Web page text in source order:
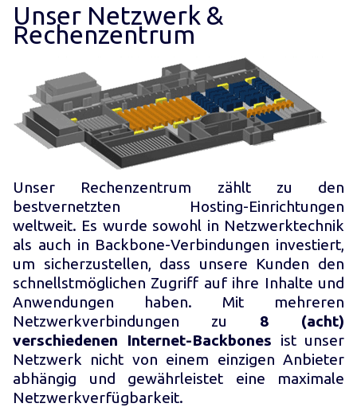
Unser Netzwerk &
Rechenzentrum
Unser Rechenzentrum zählt zu den
bestvernetzten Hosting-Einrichtungen
weltweit. Es wurde sowohl in Netzwerktechnik
als auch in Backbone-Verbindungen investiert,
um sicherzustellen, dass unsere Kunden den
schnellstmöglichen Zugriff auf ihre Inhalte und
Anwendungen haben. Mit mehreren
Netzwerkverbindungen zu 8 (acht)
verschiedenen Internet-Backbones ist unser
Netzwerk nicht von einem einzigen Anbieter
abhängig und gewährleistet eine maximale
Netzwerkverfügbarkeit.